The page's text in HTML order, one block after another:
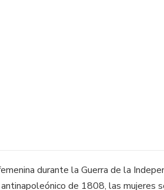
durante la Guerra de la
de 1808, las mujeres